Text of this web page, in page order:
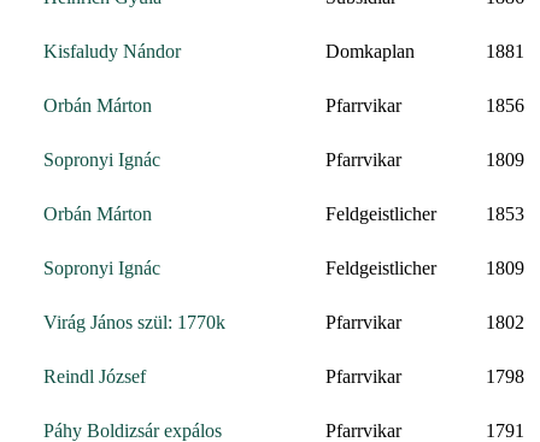
Kisfaludy Nándor Domkaplan 1881
Orbán Márton Pfarrvikar 1856
Sopronyi Ignác Pfarrvikar 1809
Orbán Márton Feldgeistlicher 1853
Sopronyi Ignác Feldgeistlicher 1809
Virág János szül: 1770k Pfarrvikar 1802
Reindl József Pfarrvikar 1798
Páhy Boldizsár expálos Pfarrvikar 1791